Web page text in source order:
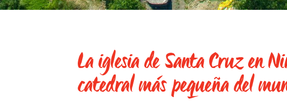
La iglesia de Santa Cruz en
catedral más pequeña del